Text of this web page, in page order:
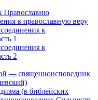
Православию
в православную веру
к
1
к
2
— священноисповедник
(в библейских